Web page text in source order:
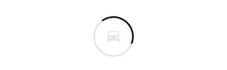
Baureihengeneration wie das
Kopfairbags sowie optischen und